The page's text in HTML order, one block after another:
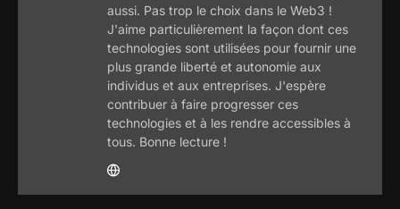
aussi. Pas trop le choix dans le Web3 !
J'aime particulièrement la façon dont ces
technologies sont utilisées pour fournir une
plus grande liberté et autonomie aux
individus et aux entreprises. J'espère
contribuer à faire progresser ces
technologies et à les rendre accessibles à
tous. Bonne lecture !